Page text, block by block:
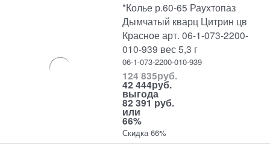
*Колье р.60-65 Раухтопаз
Дымчатый кварц Цитрин цв
Красное арт. 06-1-073-2200-
010-939 вес 5,3 г
06-1-073-2200-010-939
124 835руб.
42 444руб.
выгода
82 391 руб.
или
66%
Скидка 66%